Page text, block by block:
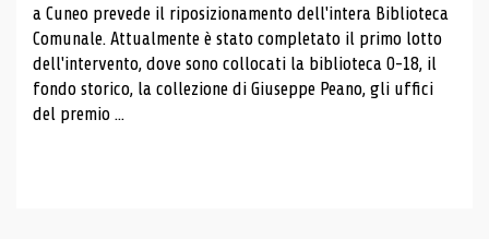
a Cuneo prevede il riposizionamento dell'intera Biblioteca
Comunale. Attualmente è stato completato il primo lotto
dell'intervento, dove sono collocati la biblioteca 0-18, il
fondo storico, la collezione di Giuseppe Peano, gli uffici
del premio ...